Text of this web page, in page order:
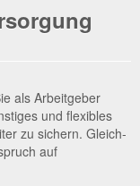
als Arbeit­ge­ber
und fle­xi­bles
zu sichern. Gleich­
auf